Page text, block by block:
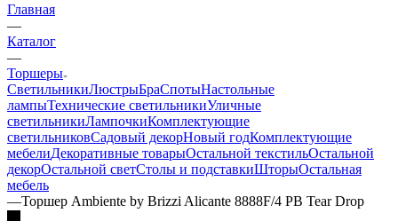
Главная
—
Каталог
—
Торшеры
СветильникиЛюстрыБраСпотыНастольные
лампыТехнические светильникиУличные
светильникиЛампочкиКомплектующие
светильниковСадовый декорНовый годКомплектующие
мебелиДекоративные товарыОстальной текстильОстальной
декорОстальной светСтолы и подставкиШторыОстальная
мебель
—Торшер Ambiente by Brizzi Alicante 8888F/4 PB Tear Drop